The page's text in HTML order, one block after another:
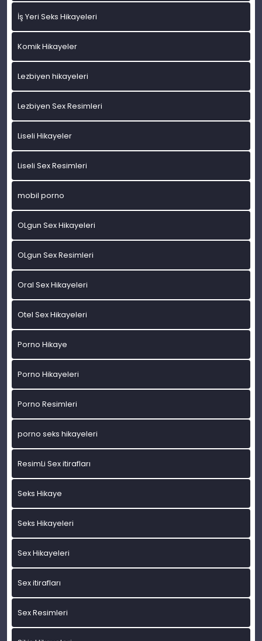
İş Yeri Seks Hikayeleri
Komik Hikayeler
Lezbiyen hikayeleri
Lezbiyen Sex Resimleri
Liseli Hikayeler
Liseli Sex Resimleri
mobil porno
OLgun Sex Hikayeleri
OLgun Sex Resimleri
Oral Sex Hikayeleri
Otel Sex Hikayeleri
Porno Hikaye
Porno Hikayeleri
Porno Resimleri
porno seks hikayeleri
ResimLi Sex itirafları
Seks Hikaye
Seks Hikayeleri
Sex Hikayeleri
Sex itirafları
Sex Resimleri